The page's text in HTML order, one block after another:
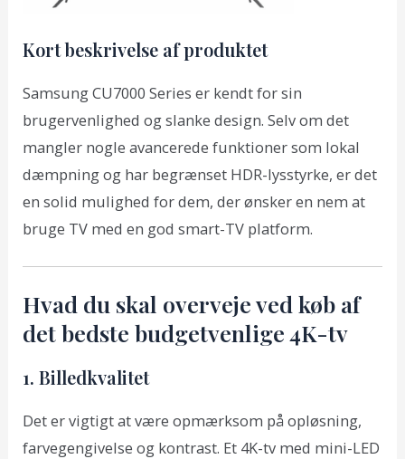
Kort beskrivelse af produktet
Samsung CU7000 Series er kendt for sin
brugervenlighed og slanke design. Selv om det
mangler nogle avancerede funktioner som lokal
dæmpning og har begrænset HDR-lysstyrke, er det
en solid mulighed for dem, der ønsker en nem at
bruge TV med en god smart-TV platform.
Hvad du skal overveje ved køb af
det bedste budgetvenlige 4K-tv
1. Billedkvalitet
Det er vigtigt at være opmærksom på opløsning,
farvegengivelse og kontrast. Et 4K-tv med mini-LED